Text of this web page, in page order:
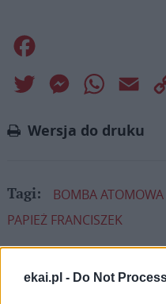
ekai.pl - Do Not
Twitter Messenger
Wersja do druku
Tagi: BOMBA ATOMOWA
PAPIEŻ FRANCISZEK